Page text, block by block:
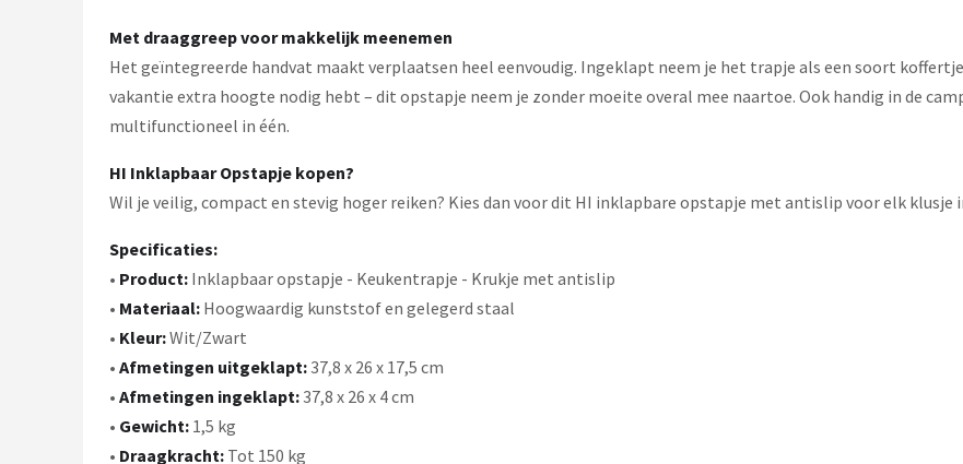
Met draaggreep voor makkelijk meenemen
Het geïntegreerde handvat maakt verplaatsen heel eenvoudig. Ingeklapt neem je het trapje als een soort
vakantie extra hoogte nodig hebt – dit opstapje neem je zonder moeite overal mee naartoe. Ook handig in de
multifunctioneel in één.
HI Inklapbaar Opstapje kopen?
Wil je veilig, compact en stevig hoger reiken? Kies dan voor dit HI inklapbare opstapje met antislip voor elk klusje
Specificaties:
• Product: Inklapbaar opstapje - Keukentrapje - Krukje met antislip
• Materiaal: Hoogwaardig kunststof en gelegerd staal
• Kleur:Wit/Zwart
• Afmetingen uitgeklapt:37,8 x 26 x 17,5 cm
• Afmetingen ingeklapt:37,8 x 26 x 4 cm
• Gewicht: 1,5 kg
• Draagkracht: Tot 150 kg